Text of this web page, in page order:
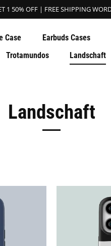
1 50% OFF | FREE SHIPPING
Case Earbuds Cases
Trotamundos
Landschaft
Landschaft